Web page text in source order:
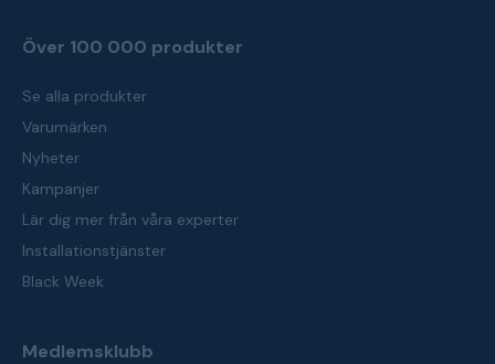
Över 100 000 produkter
Se alla produkter
Varumärken
Nyheter
Kampanjer
Lär dig mer från våra experter
Installationstjänster
Black Week
Medlemsklubb